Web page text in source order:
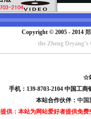
Copyright © 2005 - 2014
the Zheng
☆
手机：139-8703-2104 中国工商
本站合作伙伴： 中国
供：本站为网站爱好者提供免